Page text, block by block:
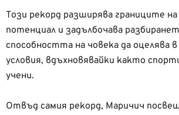
Този рекорд разширява границите
потенциал и задълбочава
способността на човека да оцелява
условия, вдъхновявайки както
учени.
Отвъд самия рекорд, Маричич